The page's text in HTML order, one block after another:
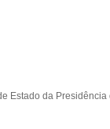
Estado da